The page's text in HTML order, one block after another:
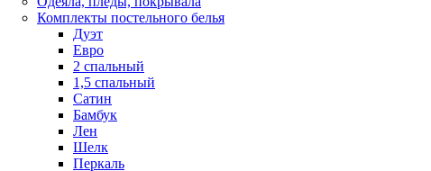
Комплекты постельного белья
Дуэт
Евро
2 спальный
1,5 спальный
Сатин
Бамбук
Лен
Шелк
Перкаль